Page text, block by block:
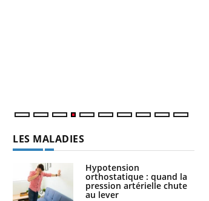
LES MALADIES
Hypotension
orthostatique : quand la
pression artérielle chute
au lever